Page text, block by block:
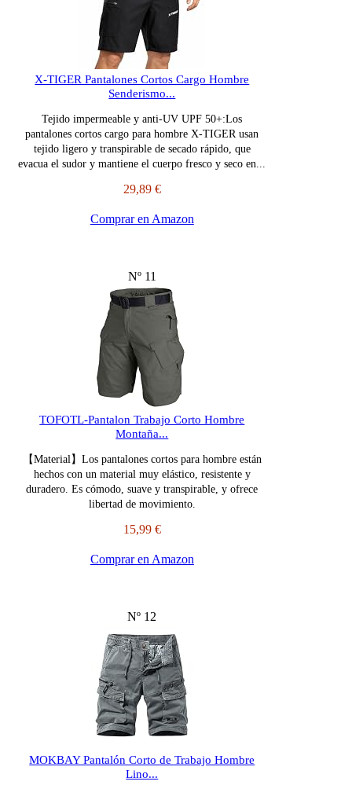
X-TIGER Pantalones Cortos Cargo Hombre
Senderismo...
Tejido impermeable y anti-UV UPF 50+:Los
pantalones cortos cargo para hombre X-TIGER usan
tejido ligero y transpirable de secado rápido, que
evacua el sudor y mantiene el cuerpo fresco y seco en...
29,89 €
Comprar en Amazon
Nº 11
TOFOTL-Pantalon Trabajo Corto Hombre
Montaña...
【Material】Los pantalones cortos para hombre están
hechos con un material muy elástico, resistente y
duradero. Es cómodo, suave y transpirable, y ofrece
libertad de movimiento.
15,99 €
Comprar en Amazon
Nº 12
MOKBAY Pantalón Corto de Trabajo Hombre
Lino...